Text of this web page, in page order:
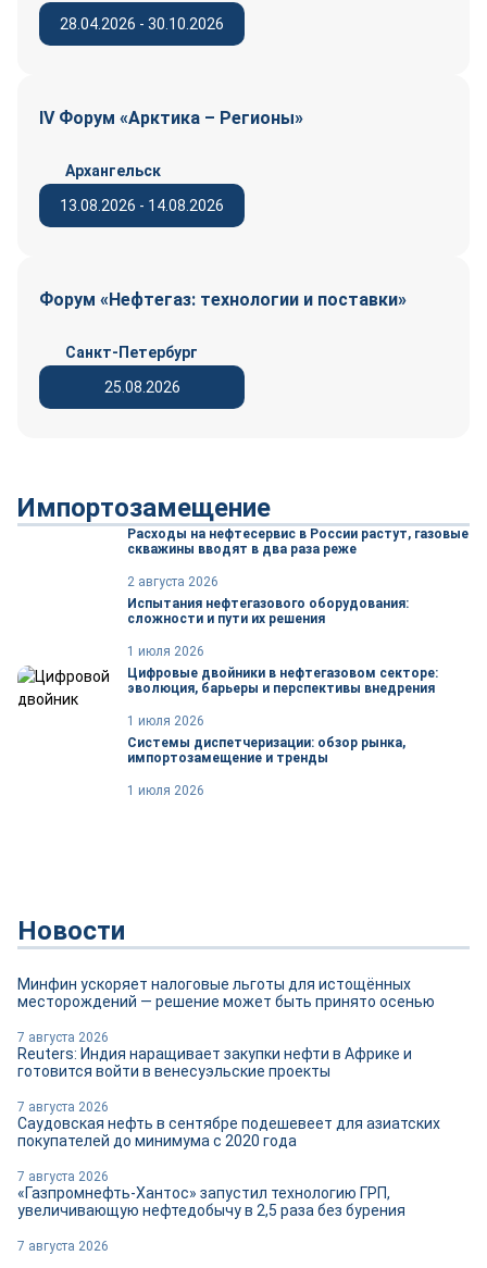
28.04.2026 - 30.10.2026
IV Форум «Арктика – Регионы»
13.08.2026 - 14.08.2026
Архангельск
Форум «Нефтегаз: технологии и поставки»
25.08.2026
Санкт-Петербург
Импортозамещение
Расходы на нефтесервис в России растут, газовые
скважины вводят в два раза реже
2 августа 2026
Испытания нефтегазового оборудования:
сложности и пути их решения
1 июля 2026
Цифровые двойники в нефтегазовом секторе:
эволюция, барьеры и перспективы внедрения
1 июля 2026
Системы диспетчеризации: обзор рынка,
импортозамещение и тренды
1 июля 2026
Новости
Минфин ускоряет налоговые льготы для истощённых
месторождений — решение может быть принято осенью
7 августа 2026
Reuters: Индия наращивает закупки нефти в Африке и
готовится войти в венесуэльские проекты
7 августа 2026
Саудовская нефть в сентябре подешевеет для азиатских
покупателей до минимума с 2020 года
7 августа 2026
«Газпромнефть-Хантос» запустил технологию ГРП,
увеличивающую нефтедобычу в 2,5 раза без бурения
7 августа 2026